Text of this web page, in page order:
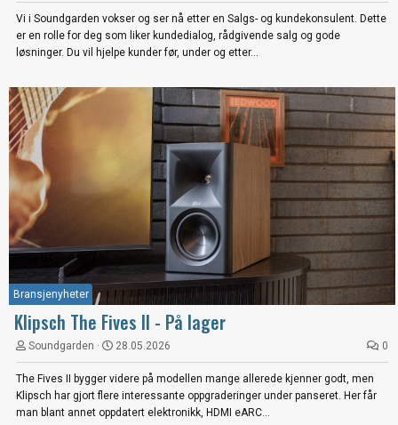
Vi i Soundgarden vokser og ser nå etter en Salgs- og kundekonsulent. Dette
er en rolle for deg som liker kundedialog, rådgivende salg og gode
løsninger. Du vil hjelpe kunder før, under og etter...
Bransjenyheter
Klipsch The Fives II - På lager
Soundgarden 28.05.2026 0
The Fives II bygger videre på modellen mange allerede kjenner godt, men
Klipsch har gjort flere interessante oppgraderinger under panseret. Her får
man blant annet oppdatert elektronikk, HDMI eARC...